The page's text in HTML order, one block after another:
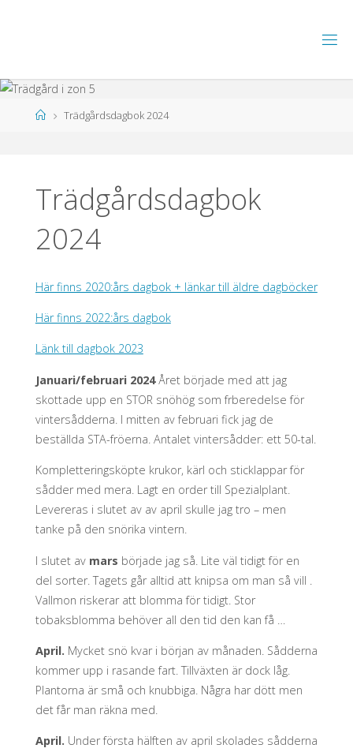
RÄD
HemTrädgårdsdagbok 2024
Trädgårdsdagbok
2024
Här finns 2020:års dagbok + länkar till äldre dagböcker
Här finns 2022:års dagbok
Länk till dagbok 2023
Januari/februari 2024Året började med att jag
skottade upp en STOR snöhög som frberedelse för
vintersådderna. I mitten av februari fick jag de
beställda STA-fröerna. Antalet vintersådder: ett 50-tal.
Kompletteringsköpte krukor, kärl och sticklappar för
sådder med mera. Lagt en order till Spezialplant.
Levereras i slutet av av april skulle jag tro – men
tanke på den snörika vintern.
I slutet av mars började jag så. Lite väl tidigt för en
del sorter. Tagets går alltid att knipsa om man så vill .
Vallmon riskerar att blomma för tidigt. Stor
tobaksblomma behöver all den tid den kan få …
April. Mycket snö kvar i början av månaden. Sådderna
kommer upp i rasande fart. Tillväxten är dock låg.
Plantorna är små och knubbiga. Några har dött men
det får man räkna med.
April. Under första hälften av april skolades sådderna